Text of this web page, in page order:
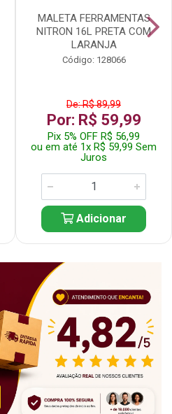
MALETA FERRAMENTAS
NITRON 16L PRETA COM
LARANJA
Código: 128066
De: R$ 89,99
Por: R$ 59,99
Pix 5% OFF R$ 56,99
ou em até 1x R$ 59,99 Sem
Juros
Adicionar